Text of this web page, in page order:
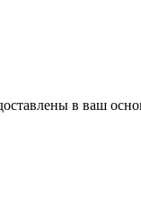
в ваш